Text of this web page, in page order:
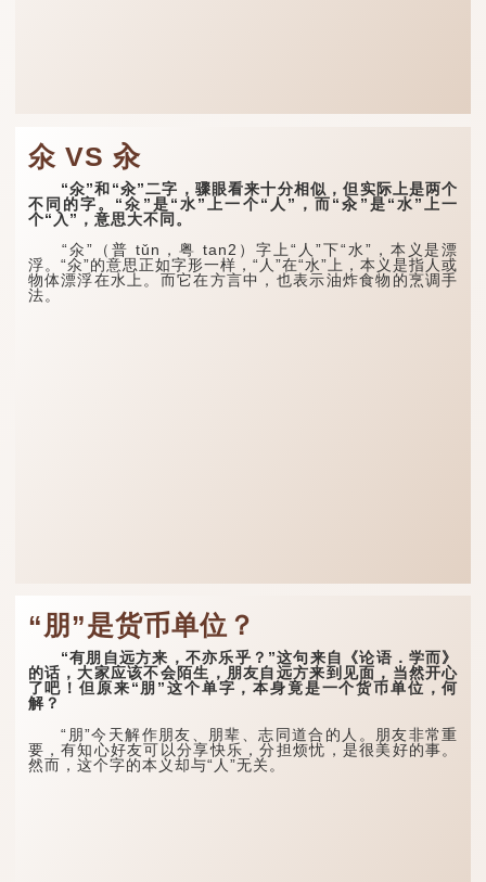
氽 VS 汆
“氽”和“汆”二字，骤眼看来十分相似，但实际上是两个
不同的字。“氽”是“水”上一个“人”，而“汆”是“水”上一
个“入”，意思大不同。
“氽”（普 tǔn，粤 tan2）字上“人”下“水”，本义是漂
浮。“氽”的意思正如字形一样，“人”在“水”上，本义是指人或
物体漂浮在水上。而它在方言中，也表示油炸食物的烹调手
法。
“朋”是货币单位？
“有朋自远方来，不亦乐乎？”这句来自《论语．学而》
的话，大家应该不会陌生，朋友自远方来到见面，当然开心
了吧！但原来“朋”这个单字，本身竟是一个货币单位，何
解？
“朋”今天解作朋友、朋辈、志同道合的人。朋友非常重
要，有知心好友可以分享快乐，分担烦忧，是很美好的事。
然而，这个字的本义却与“人”无关。